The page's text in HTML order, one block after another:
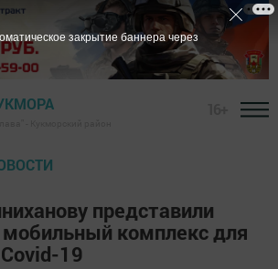
представили
комплекс для
19
закрытие баннера через